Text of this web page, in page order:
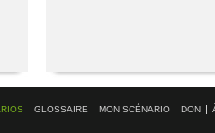
GLOSSAIRE MON SCÉNARIO DON